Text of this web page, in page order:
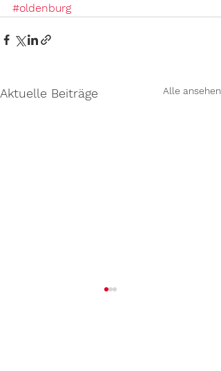
#oldenburg
Aktuelle Beiträge Alle ansehen